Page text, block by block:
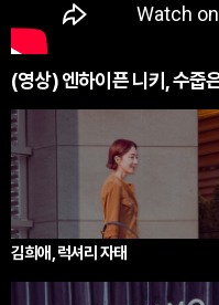
(영상) 엔하이픈 니키, 수줍
김희애, 럭셔리 자태